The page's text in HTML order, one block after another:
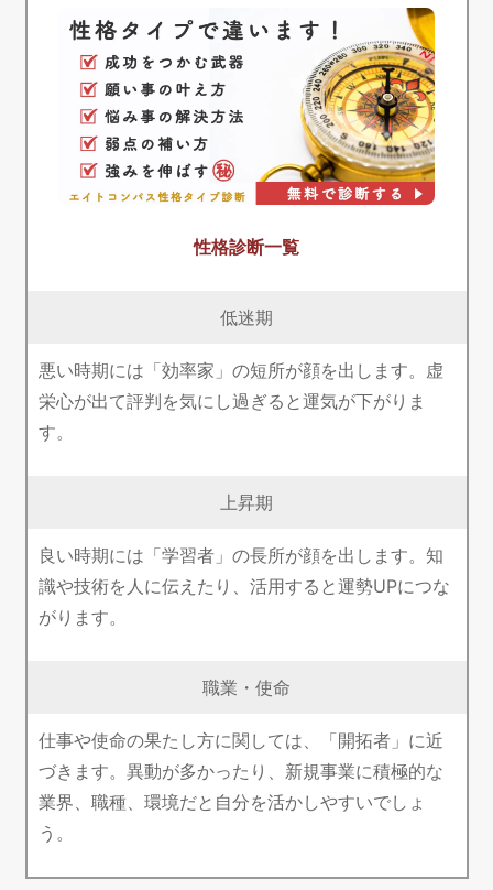
性格診断一覧
低迷期
悪い時期には「効率家」の短所が顔を出します。虚
栄心が出て評判を気にし過ぎると運気が下がりま
す。
上昇期
良い時期には「学習者」の長所が顔を出します。知
識や技術を人に伝えたり、活用すると運勢UPにつな
がります。
職業・使命
仕事や使命の果たし方に関しては、「開拓者」に近
づきます。異動が多かったり、新規事業に積極的な
業界、職種、環境だと自分を活かしやすいでしょ
う。